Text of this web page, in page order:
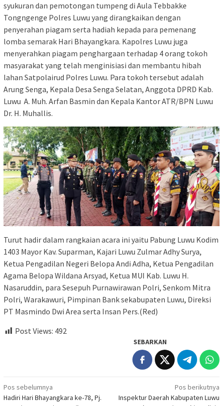
syukuran dan pemotongan tumpeng di Aula Tebbakke
Tongngenge Polres Luwu yang dirangkaikan dengan
penyerahan piagam serta hadiah kepada para pemenang
lomba semarak Hari Bhayangkara. Kapolres Luwu juga
menyerahkan piagam penghargaan terhadap 4 orang tokoh
masyarakat yang telah menginisiasi dan membantu hibah
lahan Satpolairud Polres Luwu. Para tokoh tersebut adalah
Arung Senga, Kepala Desa Senga Selatan, Anggota DPRD Kab.
Luwu A. Muh. Arfan Basmin dan Kepala Kantor ATR/BPN Luwu
Dr. H. Muhallis.
Turut hadir dalam rangkaian acara ini yaitu Pabung Luwu Kodim
1403 Mayor Kav. Suparman, Kajari Luwu Zulmar Adhy Surya,
Ketua Pengadilan Negeri Belopa Andi Adha, Ketua Pengadilan
Agama Belopa Wildana Arsyad, Ketua MUI Kab. Luwu H.
Nasaruddin, para Sesepuh Purnawirawan Polri, Senkom Mitra
Polri, Warakawuri, Pimpinan Bank sekabupaten Luwu, Direksi
PT Masmindo Dwi Area serta Insan Pers.(Red)
Post Views: 492
SEBARKAN
Navigasi
Pos sebelumnya
Hadiri Hari Bhayangkara ke-78, Pj.
Pos berikutnya
Inspektur Daerah Kabupaten Luwu